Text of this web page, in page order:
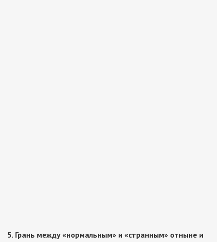
5. Грань между «нормальным» и «странным» отныне и